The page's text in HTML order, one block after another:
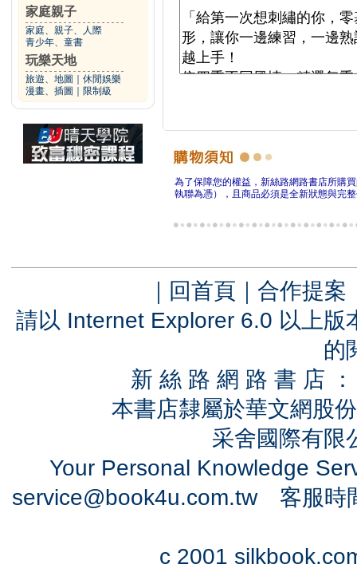
家庭親子
家庭、親子、人際
青少年、童書
玩樂天地
旅遊、地圖
休閒娛樂
漫畫、插圖
限制級
為了保障您的權益，新絲路網路書店所購
執聯為憑），且商品必須是全新狀態與完
｜ 回首頁 ｜ 合作提案
請以 Internet Explorer 6.0 以上
的
新 絲 路 網 路 書 店
本書店隸屬於華文網股
采舍國際有
Your Personal Knowledge
service@book4u.com.tw客服時
c 2001